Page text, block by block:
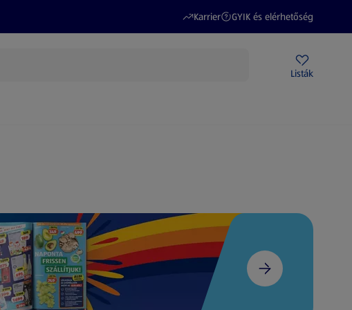
Karrier
(új oldalon nyílik meg)
GYIK és elérhetőség
(új oldalon nyílik meg)
Listák